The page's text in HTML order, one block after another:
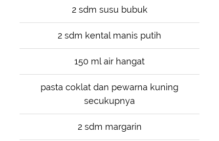
2 sdm susu bubuk
2 sdm kental manis putih
150 ml air hangat
pasta coklat dan pewarna kuning
secukupnya
2 sdm margarin